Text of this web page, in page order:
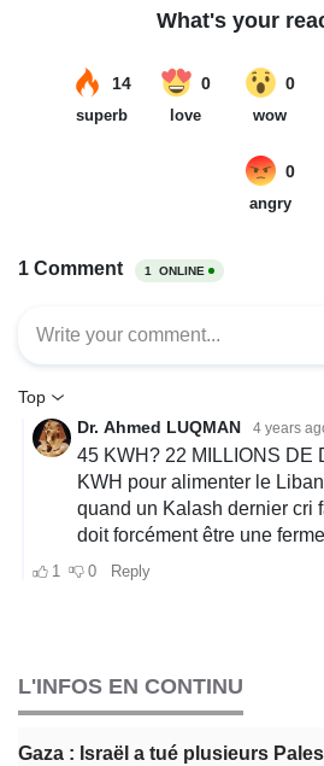
L'INFOS EN CONTINU
Gaza : Israël a tué plusieurs